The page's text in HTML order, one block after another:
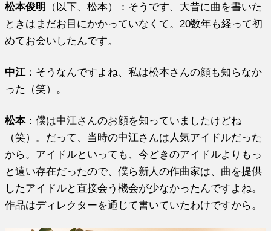
松本俊明
（以下、松本）：そうです、大昔に曲を書いた
ときはまだお目にかかっていなくて。20数年も経って初
めてお会いしたんです。
中江 ：そうなんですよね、私は松本さんの顔も知らなか
った（笑）。
松本：僕は中江さんのお顔を知っていましたけどね
（笑）。だって、当時の中江さんは人気アイドルだった
から。アイドルといっても、今どきのアイドルよりもっ
と遠い存在だったので、僕ら新人の作曲家は、曲を提供
したアイドルと直接会う機会が少なかったんですよね。
作品はディレクターを通じて書いていたわけですから。